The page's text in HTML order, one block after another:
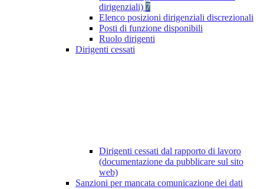
dirigenziali) 7
Elenco posizioni dirigenziali discrezionali
Posti di funzione disponibili
Ruolo dirigenti
Dirigenti cessati
Dirigenti cessati dal rapporto di lavoro
(documentazione da pubblicare sul sito
web)
Sanzioni per mancata comunicazione dei dati